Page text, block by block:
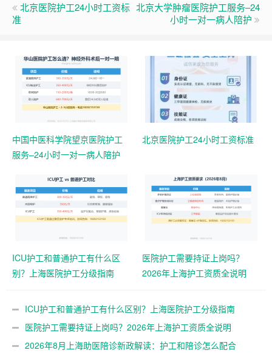
北京医院护工24小时工资标
准
北京大学肿瘤医院护工服务–24
小时一对一病人陪护
中国中医科学院望京医院护工
服务–24小时一对一病人陪护
北京医院护工24小时工资标准
ICU护工和普通护工有什么区
别？上海医院护工分级指南
医院护工需要持证上岗吗？
2026年上海护工资质全说明
ICU护工和普通护工有什么区别？上海医院护工分级指南
医院护工需要持证上岗吗？2026年上海护工资质全说明
2026年8月上海助医陪诊新政解读：护工和陪诊怎么配合